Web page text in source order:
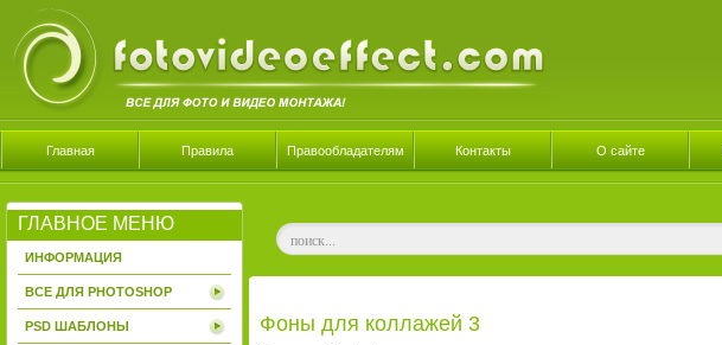
Главная Правила Правообладателям Контакты О сайте
ГЛАВНОЕ МЕНЮ
ИНФОРМАЦИЯ
ВСЕ ДЛЯ PHOTOSHOP
PSD ШАБЛОНЫ Фоны для коллажей 3